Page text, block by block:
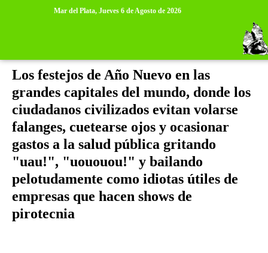
Mar del Plata, Jueves 6 de Agosto de 2026
Los festejos de Año Nuevo en las
grandes capitales del mundo, donde los
ciudadanos civilizados evitan volarse
falanges, cuetearse ojos y ocasionar
gastos a la salud pública gritando
"uau!", "uououou!" y bailando
pelotudamente como idiotas útiles de
empresas que hacen shows de
pirotecnia